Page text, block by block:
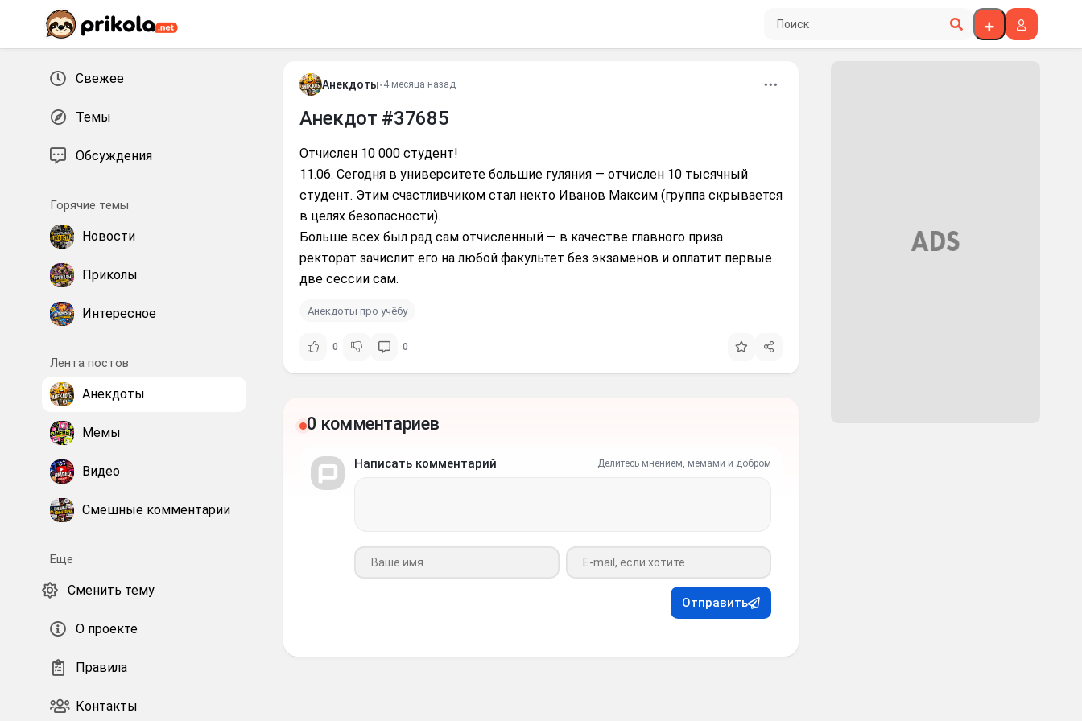
Перейти к контенту
Поиск по сайту
Свежее
Темы
Обсуждения
Горячие темы
Новости
Приколы
Интересное
Лента постов
Анекдоты
Мемы
Видео
Смешные комментарии
Еще
Сменить тему
О проекте
Правила
Контакты
Анекдоты•4 месяца назад
Анекдот #37685
Отчислен 10 000 студент!
11.06. Сегодня в университете большие гуляния — отчислен 10 тысячный
студент. Этим счастливчиком стал некто Иванов Максим (группа скрывается
в целях безопасности).
Больше всех был рад сам отчисленный — в качестве главного приза
ректорат зачислит его на любой факультет без экзаменов и оплатит первые
две сессии сам.
Анекдоты про учёбу
0 0
0 комментариев
Написать комментарий Делитесь мнением, мемами и добром
Ваше имя Ваш e-mail
Отправить